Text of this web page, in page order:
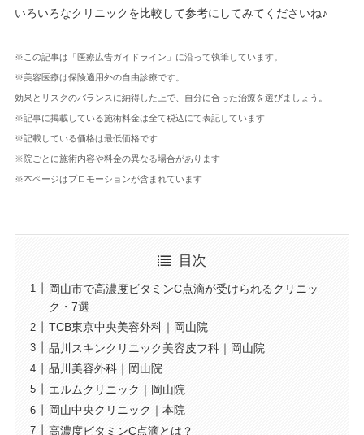
いろいろなクリニックを比較して参考にしてみてくださいね♪
※この記事は「医療広告ガイドライン」に沿って執筆しています。
※美容医療は保険適用外の自由診療です。
効果とリスクのバランスに納得した上で、自分に合った治療を選びましょう。
※記事に掲載している施術料金は全て税込にて表記しています
※記載している価格は最低価格です
※院ごとに施術内容や料金の異なる場合があります
※本ページはプロモーションが含まれています
目次
岡山市で高濃度ビタミンC点滴が受けられるクリニッ
ク・7選
TCB東京中央美容外科｜岡山院
品川スキンクリニック美容皮フ科｜岡山院
品川美容外科｜岡山院
エルムクリニック｜岡山院
岡山中央クリニック｜本院
高濃度ビタミンC点滴とは？